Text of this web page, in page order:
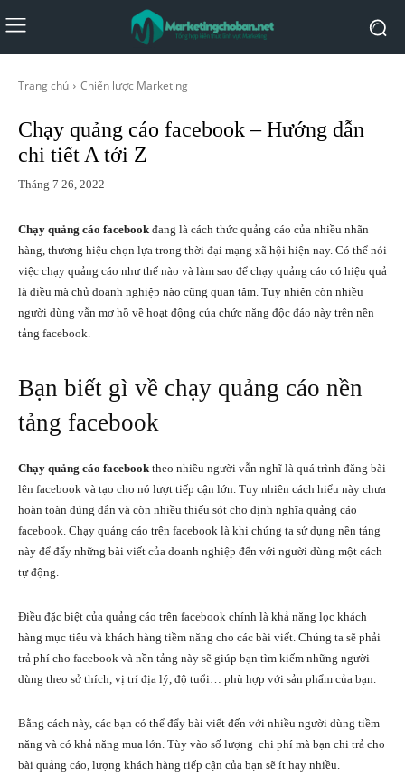
Trang chủ Chiến lược Marketing
Chạy quảng cáo facebook – Hướng dẫn
chi tiết A tới Z
Tháng 7 26, 2022
Chạy quảng cáo facebook đang là cách thức quảng cáo của nhiều nhãn
hàng, thương hiệu chọn lựa trong thời đại mạng xã hội hiện nay. Có thể nói
việc chạy quảng cáo như thế nào và làm sao để chạy quảng cáo có hiệu quả
là điều mà chủ doanh nghiệp nào cũng quan tâm. Tuy nhiên còn nhiều
người dùng vẫn mơ hồ về hoạt động của chức năng độc đáo này trên nền
tảng facebook.
Bạn biết gì về chạy quảng cáo nền
tảng facebook
Chạy quảng cáo facebook theo nhiều người vẫn nghĩ là quá trình đăng bài
lên facebook và tạo cho nó lượt tiếp cận lớn. Tuy nhiên cách hiểu này chưa
hoàn toàn đúng đắn và còn nhiều thiếu sót cho định nghĩa quảng cáo
facebook. Chạy quảng cáo trên facebook là khi chúng ta sử dụng nền tảng
này để đẩy những bài viết của doanh nghiệp đến với người dùng một cách
tự động.
Điều đặc biệt của quảng cáo trên facebook chính là khả năng lọc khách
hàng mục tiêu và khách hàng tiềm năng cho các bài viết. Chúng ta sẽ phải
trả phí cho facebook và nền tảng này sẽ giúp bạn tìm kiếm những người
dùng theo sở thích, vị trí địa lý, độ tuổi… phù hợp với sản phẩm của bạn.
Bằng cách này, các bạn có thể đẩy bài viết đến với nhiều người dùng tiềm
năng và có khả năng mua lớn. Tùy vào số lượng chi phí mà bạn chi trả cho
bài quảng cáo, lượng khách hàng tiếp cận của bạn sẽ ít hay nhiều.